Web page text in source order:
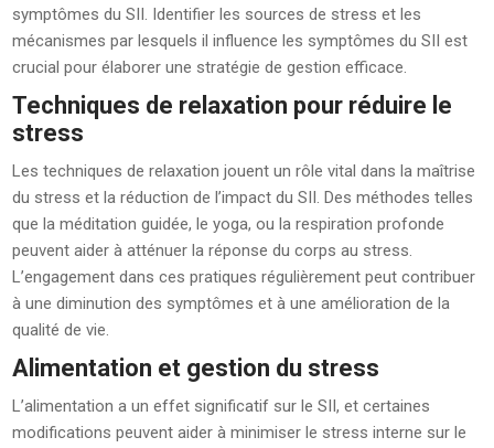
symptômes du SII. Identifier les sources de stress et les
mécanismes par lesquels il influence les symptômes du SII est
crucial pour élaborer une stratégie de gestion efficace.
Techniques de relaxation pour réduire le
stress
Les techniques de relaxation jouent un rôle vital dans la maîtrise
du stress et la réduction de l’impact du SII. Des méthodes telles
que la méditation guidée, le yoga, ou la respiration profonde
peuvent aider à atténuer la réponse du corps au stress.
L’engagement dans ces pratiques régulièrement peut contribuer
à une diminution des symptômes et à une amélioration de la
qualité de vie.
Alimentation et gestion du stress
L’alimentation a un effet significatif sur le SII, et certaines
modifications peuvent aider à minimiser le stress interne sur le